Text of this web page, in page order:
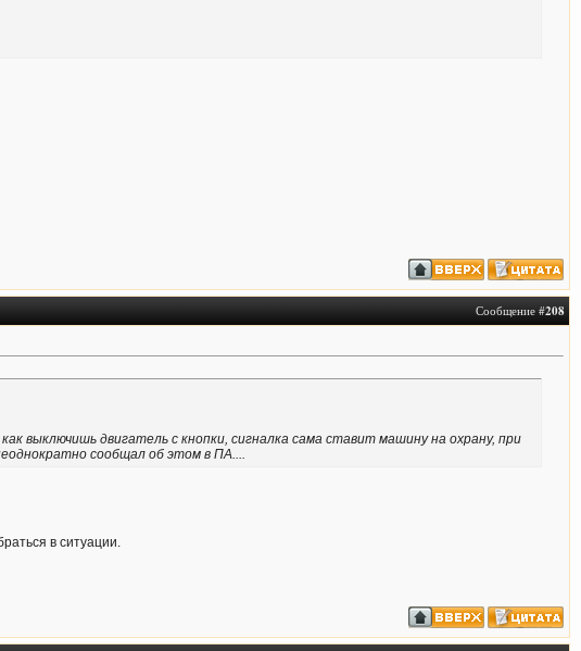
Сообщение #208
выключишь двигатель с кнопки, сигналка сама ставит машину на охрану, при
сообщал об этом в ПА....
в ситуации.